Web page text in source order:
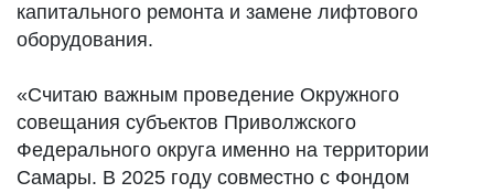
капитального ремонта и замене лифтового
оборудования.
«Считаю важным проведение Окружного
совещания субъектов Приволжского
Федерального округа именно на территории
Самары. В 2025 году совместно с Фондом